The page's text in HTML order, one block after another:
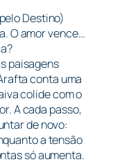
Destino)
O amor vence…
paisagens
conta uma
colide com o
A cada passo,
de novo:
a tensão
só aumenta.